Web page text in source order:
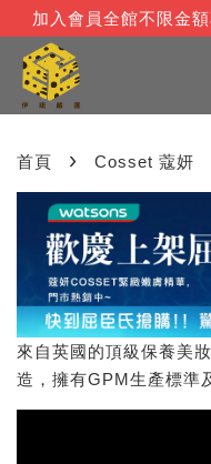
加入會員全館不限金
首頁 › Cosset 蔻妍
來自英國的頂級保養美
造，擁有GPM生產標準